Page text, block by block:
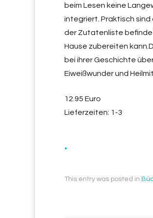
beim Lesen keine
integriert. Praktisch
der Zutatenliste
Hause zubereiten
bei ihrer Geschichte
Eiweißwunder und
12.95 Euro
Lieferzeiten: 1-3
.
This entry was posted in